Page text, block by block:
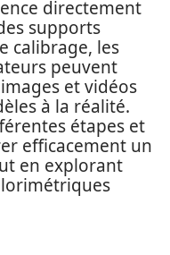
directement
supports
calibrage, les
peuvent
et vidéos
à la réalité.
étapes et
efficacement un
en explorant